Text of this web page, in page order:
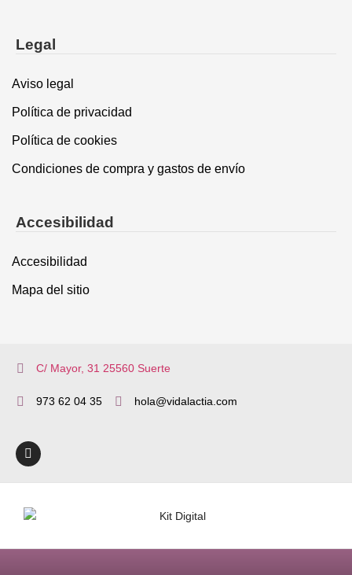
Legal
Aviso legal
Política de privacidad
Política de cookies
Condiciones de compra y gastos de envío
Accesibilidad
Accesibilidad
Mapa del sitio
C/ Mayor, 31 25560 Suerte
973 62 04 35 hola@vidalactia.com